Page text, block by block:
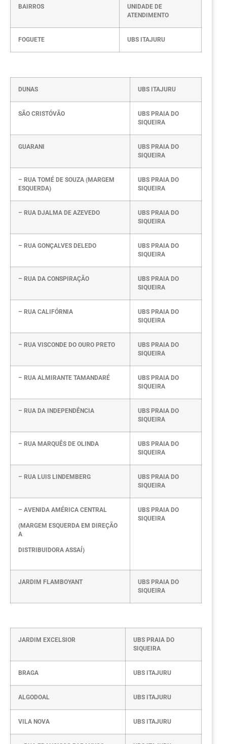
BAIRROS
UNIDADE DE
ATENDIMENTO
FOGUETE UBS ITAJURU
DUNAS UBS ITAJURU
SÃO CRISTÓVÃO
UBS PRAIA DO
SIQUEIRA
GUARANI
UBS PRAIA DO
SIQUEIRA
– RUA TOMÉ DE SOUZA (MARGEM
ESQUERDA)
UBS PRAIA DO
SIQUEIRA
– RUA DJALMA DE AZEVEDO
UBS PRAIA DO
SIQUEIRA
– RUA GONÇALVES DELEDO
UBS PRAIA DO
SIQUEIRA
– RUA DA CONSPIRAÇÃO
UBS PRAIA DO
SIQUEIRA
– RUA CALIFÓRNIA
UBS PRAIA DO
SIQUEIRA
– RUA VISCONDE DO OURO PRETO
UBS PRAIA DO
SIQUEIRA
– RUA ALMIRANTE TAMANDARÉ
UBS PRAIA DO
SIQUEIRA
– RUA DA INDEPENDÊNCIA
UBS PRAIA DO
SIQUEIRA
– RUA MARQUÊS DE OLINDA
UBS PRAIA DO
SIQUEIRA
– RUA LUIS LINDEMBERG
UBS PRAIA DO
SIQUEIRA
– AVENIDA AMÉRICA CENTRAL
(MARGEM ESQUERDA EM DIREÇÃO
A
DISTRIBUIDORA ASSAÍ)
UBS PRAIA DO
SIQUEIRA
JARDIM FLAMBOYANT
UBS PRAIA DO
SIQUEIRA
JARDIM EXCELSIOR
UBS PRAIA DO
SIQUEIRA
BRAGA UBS ITAJURU
ALGODOAL UBS ITAJURU
VILA NOVA UBS ITAJURU